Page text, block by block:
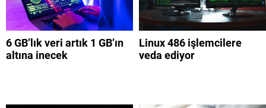
6 GB’lık veri artık 1 GB’ın
altına inecek
Linux 486 işlemcilere
veda ediyor